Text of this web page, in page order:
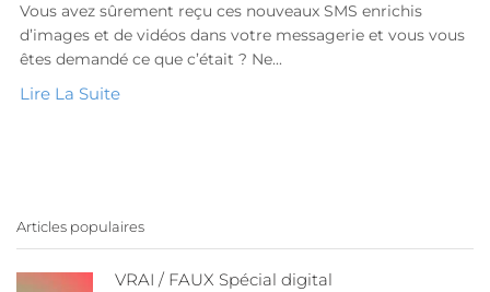
Grand Est
Auvergne-Rhône-
Vous avez sûrement reçu ces nouveaux SMS enrichis
d’images et de vidéos dans votre messagerie et vous vous
êtes demandé ce que c’était ? Ne...
Lire La Suite
Articles populaires
VRAI / FAUX Spécial digital